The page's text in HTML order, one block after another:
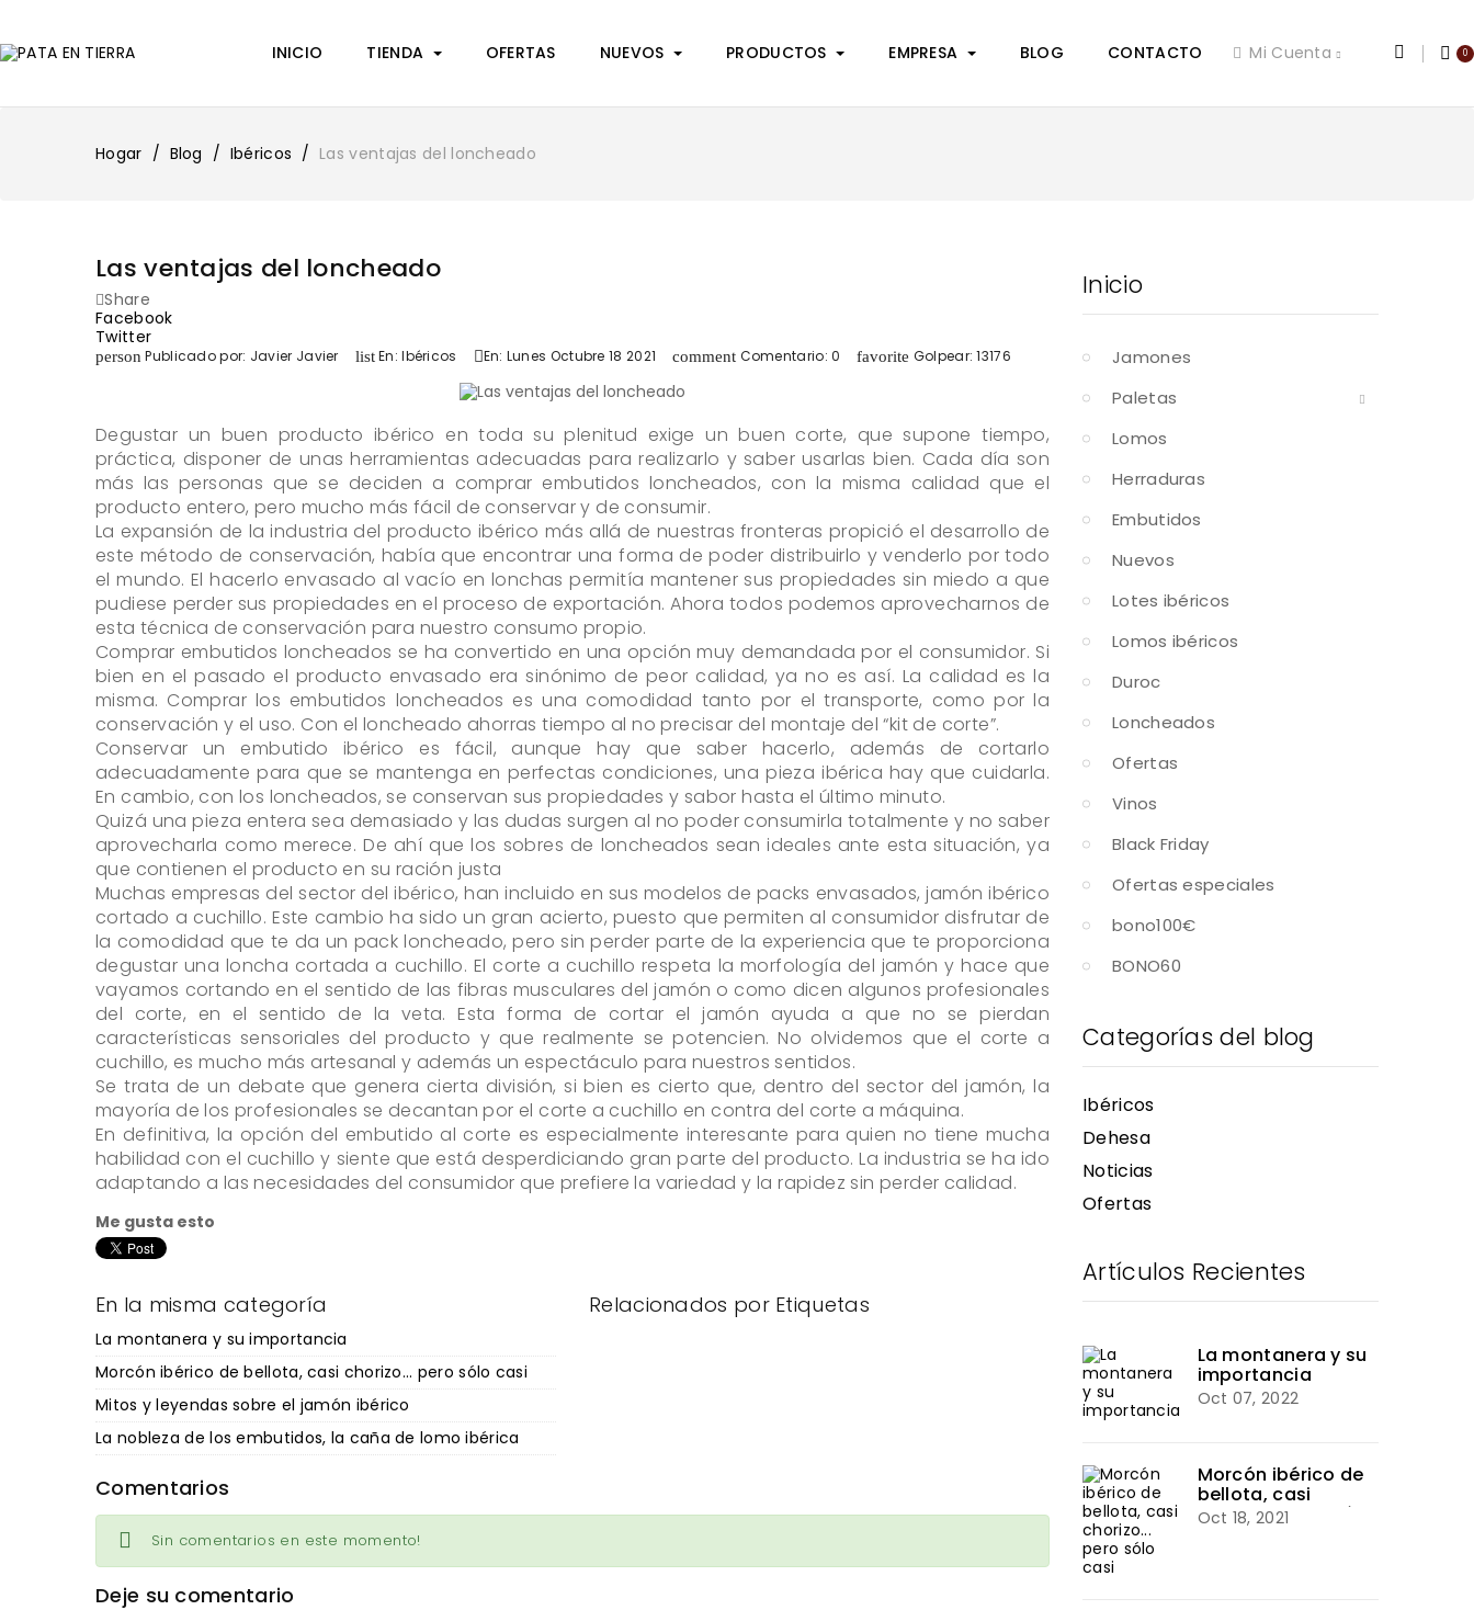
INICIO TIENDA OFERTAS NUEVOS PRODUCTOS EMPRESA BLOG CONTACTO 0
Mi Cuenta
Hogar Blog Ibéricos Las ventajas del loncheado
Las ventajas del loncheado
Share
Facebook
Twitter
person Publicado por: Javier Javier list En:Ibéricos En: Lunes Octubre 18 2021 comment Comentario: 0 favorite Golpear: 13176
Degustar un buen producto ibérico en toda su plenitud exige un buen corte, que supone tiempo,
práctica, disponer de unas herramientas adecuadas para realizarlo y saber usarlas bien. Cada día son
más las personas que se deciden a comprar embutidos loncheados, con la misma calidad que el
producto entero, pero mucho más fácil de conservar y de consumir.
La expansión de la industria del producto ibérico más allá de nuestras fronteras propició el desarrollo de
este método de conservación, había que encontrar una forma de poder distribuirlo y venderlo por todo
el mundo. El hacerlo envasado al vacío en lonchas permitía mantener sus propiedades sin miedo a que
pudiese perder sus propiedades en el proceso de exportación. Ahora todos podemos aprovecharnos de
esta técnica de conservación para nuestro consumo propio.
Comprar embutidos loncheados se ha convertido en una opción muy demandada por el consumidor. Si
bien en el pasado el producto envasado era sinónimo de peor calidad, ya no es así. La calidad es la
misma. Comprar los embutidos loncheados es una comodidad tanto por el transporte, como por la
conservación y el uso. Con el loncheado ahorras tiempo al no precisar del montaje del “kit de corte”.
Conservar un embutido ibérico es fácil, aunque hay que saber hacerlo, además de cortarlo
adecuadamente para que se mantenga en perfectas condiciones, una pieza ibérica hay que cuidarla.
En cambio, con los loncheados, se conservan sus propiedades y sabor hasta el último minuto.
Quizá una pieza entera sea demasiado y las dudas surgen al no poder consumirla totalmente y no saber
aprovecharla como merece. De ahí que los sobres de loncheados sean ideales ante esta situación, ya
que contienen el producto en su ración justa
Muchas empresas del sector del ibérico, han incluido en sus modelos de packs envasados, jamón ibérico
cortado a cuchillo. Este cambio ha sido un gran acierto, puesto que permiten al consumidor disfrutar de
la comodidad que te da un pack loncheado, pero sin perder parte de la experiencia que te proporciona
degustar una loncha cortada a cuchillo. El corte a cuchillo respeta la morfología del jamón y hace que
vayamos cortando en el sentido de las fibras musculares del jamón o como dicen algunos profesionales
del corte, en el sentido de la veta. Esta forma de cortar el jamón ayuda a que no se pierdan
características sensoriales del producto y que realmente se potencien. No olvidemos que el corte a
cuchillo, es mucho más artesanal y además un espectáculo para nuestros sentidos.
Se trata de un debate que genera cierta división, si bien es cierto que, dentro del sector del jamón, la
mayoría de los profesionales se decantan por el corte a cuchillo en contra del corte a máquina.
En definitiva, la opción del embutido al corte es especialmente interesante para quien no tiene mucha
habilidad con el cuchillo y siente que está desperdiciando gran parte del producto. La industria se ha ido
adaptando a las necesidades del consumidor que prefiere la variedad y la rapidez sin perder calidad.
Me gusta esto
En la misma categoría
La montanera y su importancia
Morcón ibérico de bellota, casi chorizo... pero sólo casi
Mitos y leyendas sobre el jamón ibérico
La nobleza de los embutidos, la caña de lomo ibérica
Relacionados por Etiquetas
Comentarios
Sin comentarios en este momento!
Deje su comentario
Inicio
Jamones
Paletas
Lomos
Herraduras
Embutidos
Nuevos
Lotes ibéricos
Lomos ibéricos
Duroc
Loncheados
Ofertas
Vinos
Black Friday
Ofertas especiales
bono100€
BONO60
Categorías del blog
Ibéricos
Dehesa
Noticias
Ofertas
Artículos Recientes
La montanera y su
importancia
Oct 07, 2022
Morcón ibérico de
bellota, casi
chorizo... pero sólo
Oct 18, 2021